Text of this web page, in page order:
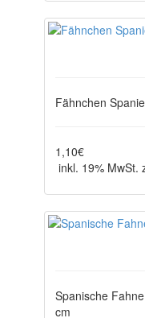
Fähnchen
1,10€
inkl. 19% MwSt.
Spanische
cm